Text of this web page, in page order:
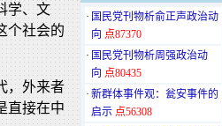
学、文
个社会的
，外来者
直接在中
· 国民党刊物析俞正声政治动
向 点87370
· 国民党刊物析周强政治动
向 点80435
· 新群体事件观：瓮安事件的
启示 点56308